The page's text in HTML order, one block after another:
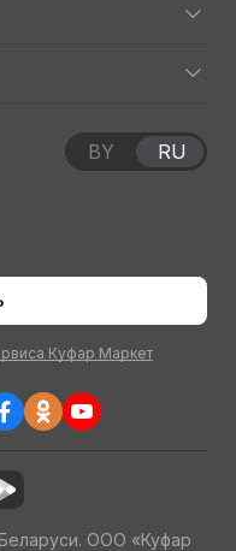
Куфар Маркет
BY RU
ООО «Куфар